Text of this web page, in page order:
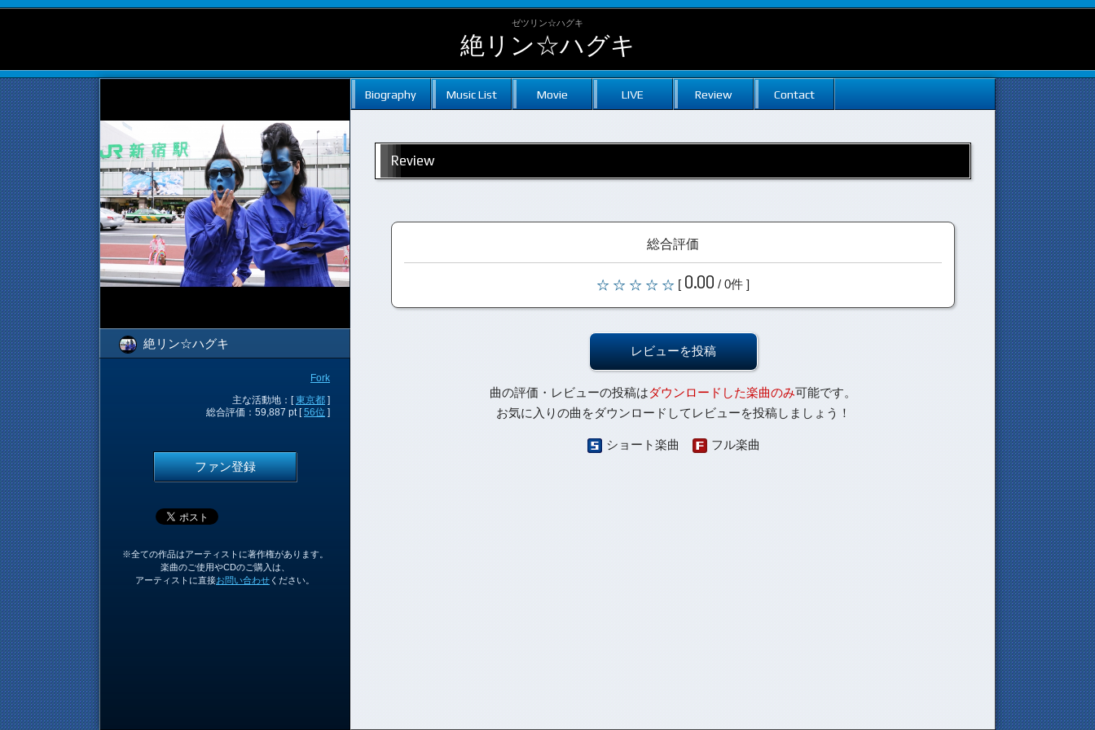
ゼツリン☆ハグキ
絶リン☆ハグキ
絶リン☆ハグキ
Fork
主な活動地：[東京都 ]
総合評価：59,887 pt [56位 ]
ファン登録
※全ての作品はアーティストに著作権があります。
楽曲のご使用やCDのご購入は、
アーティストに直接お問い合わせ ください。
Biography Music List Movie LIVE Review Contact
Review
総合評価
[ 0.00 / 0件 ]
レビューを投稿
曲の評価・レビューの投稿はダウンロードした楽曲のみ可能です。
お気に入りの曲をダウンロードしてレビューを投稿しましょう！
ショート楽曲 フル楽曲